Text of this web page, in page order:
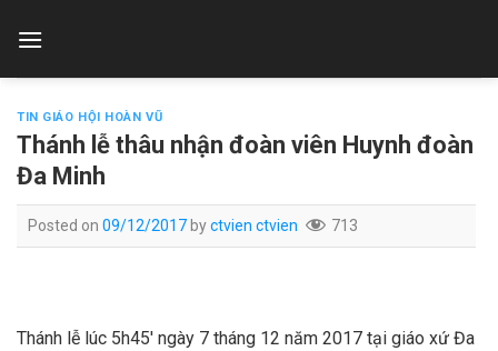
TIN GIÁO HỘI HOÀN VŨ
Thánh lễ thâu nhận đoàn viên Huynh đoàn
Đa Minh
Posted on 09/12/2017byctvien ctvien 713
Thánh lễ lúc 5h45′ ngày 7 tháng 12 năm 2017 tại giáo xứ Đa